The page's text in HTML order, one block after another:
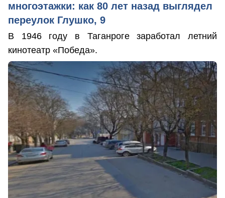
многоэтажки: как 80 лет назад выглядел
переулок Глушко, 9
В 1946 году в Таганроге заработал летний
кинотеатр «Победа».